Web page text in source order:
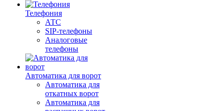
Телефония
АТС
SIP-телефоны
Аналоговые
телефоны
Автоматика для ворот
Автоматика для
откатных ворот
Автоматика для